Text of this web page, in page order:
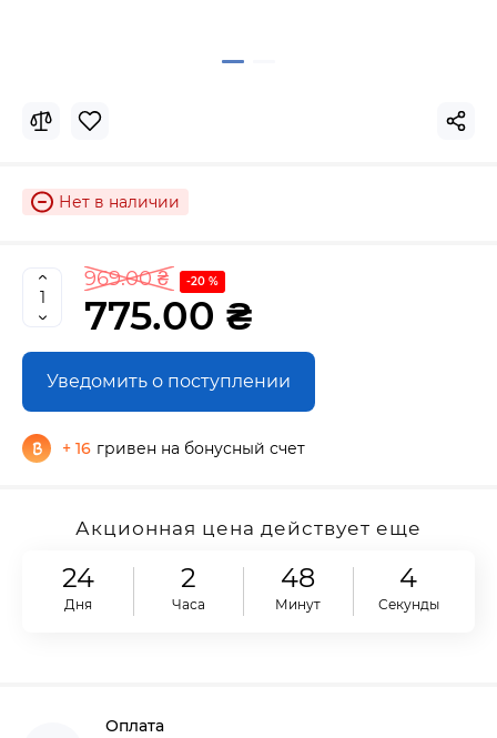
Нет в наличии
969.00 ₴ -20 %
775.00 ₴
Уведомить о поступлении
+ 16 гривен на бонусный счет
Акционная цена действует еще
24
Дня
2
Часа
48
Минут
3
Секунды
Оплата